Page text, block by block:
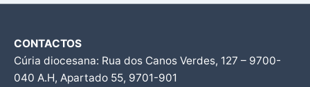
CONTACTOS
Cúria diocesana: Rua dos Canos Verdes, 127 – 9700-
040 A.H, Apartado 55, 9701-901